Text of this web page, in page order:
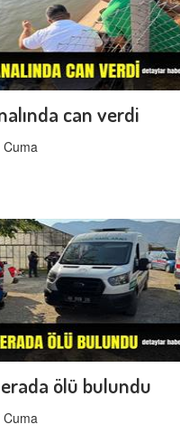
can verdi
ölü bulundu